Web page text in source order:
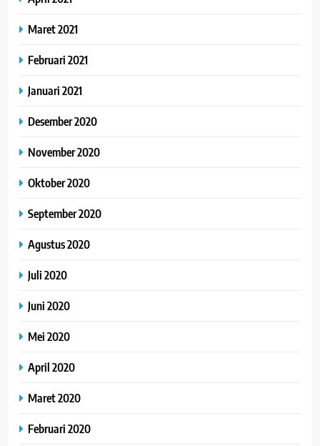
Maret 2021
Februari 2021
Januari 2021
Desember 2020
November 2020
Oktober 2020
September 2020
Agustus 2020
Juli 2020
Juni 2020
Mei 2020
April 2020
Maret 2020
Februari 2020